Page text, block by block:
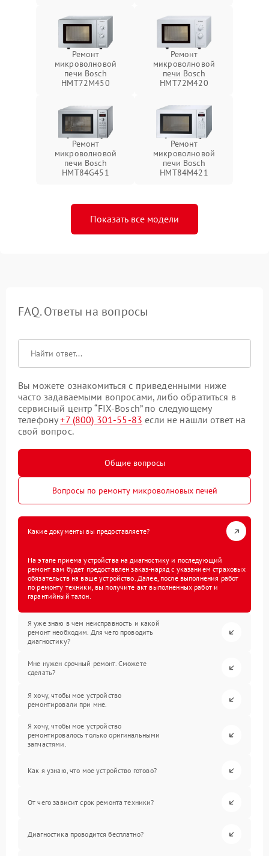
Ремонт
микроволновой
печи Bosch
HMT72M450
Ремонт
микроволновой
печи Bosch
HMT72M420
Ремонт
микроволновой
печи Bosch
HMT84G451
Ремонт
микроволновой
печи Bosch
HMT84M421
Показать все модели
FAQ. Ответы на вопросы
Вы можете ознакомиться с приведенными ниже
часто задаваемыми вопросами, либо обратиться в
сервисный центр “FIX-Bosch” по следующему
телефону+7 (800) 301-55-83 если не нашли ответ на
свой вопрос.
Общие вопросы
Вопросы по ремонту микроволновых печей
Какие документы вы предоставляете?
На этапе приема устройства на диагностику и последующий
ремонт вам будет предоставлен заказ-наряд с указанием страховых
обязательств на ваше устройство. Далее, после выполнения работ
по ремонту техники, вы получите акт выполненных работ и
гарантийный талон.
Я уже знаю в чем неисправность и какой
ремонт необходим. Для чего проводить
диагностику?
Мне нужен срочный ремонт. Сможете
сделать?
Я хочу, чтобы мое устройство
ремонтировали при мне.
Я хочу, чтобы мое устройство
ремонтировалось только оригинальными
запчастями.
Как я узнаю, что мое устройство готово?
От чего зависит срок ремонта техники?
Диагностика проводится бесплатно?